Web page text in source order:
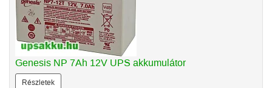
Genesis NP 7Ah 12V UPS akkumulátor
Részletek